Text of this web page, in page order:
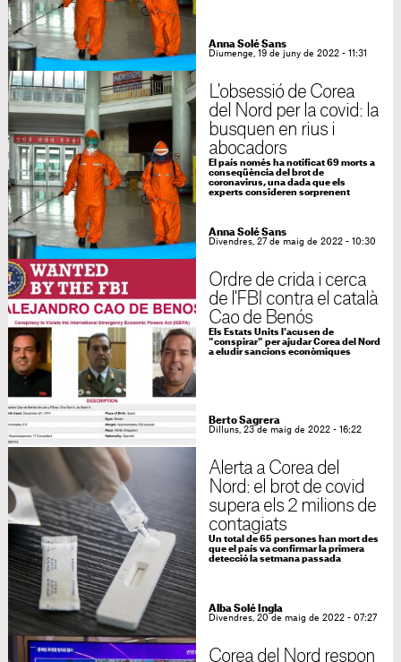
Anna Solé Sans
Diumenge, 19 de juny de 2022 - 11:31
L'obsessió de Corea
del Nord per la covid: la
busquen en rius i
abocadors
El país només ha notificat 69 morts a
conseqüència del brot de
coronavirus, una dada que els
experts consideren sorprenent
Anna Solé Sans
Divendres, 27 de maig de 2022 - 10:30
Ordre de crida i cerca
de l'FBI contra el català
Cao de Benós
Els Estats Units l'acusen de
"conspirar" per ajudar Corea del Nord
a eludir sancions econòmiques
Berto Sagrera
Dilluns, 23 de maig de 2022 - 16:22
Alerta a Corea del
Nord: el brot de covid
supera els 2 milions de
contagiats
Un total de 65 persones han mort des
que el país va confirmar la primera
detecció la setmana passada
Alba Solé Ingla
Divendres, 20 de maig de 2022 - 07:27
Corea del Nord respon